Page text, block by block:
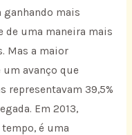
ganhando mais
de uma maneira mais
Mas a maior
avanço que
representavam 39,5%
Em 2013,
é uma